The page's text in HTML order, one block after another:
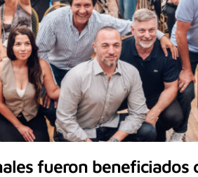
fueron beneficiados